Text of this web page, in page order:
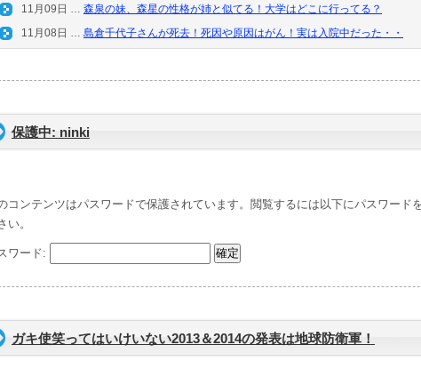
11月09日 … 森泉の妹、森星の性格が姉と似てる！大学はどこに行ってる？
11月08日 … 島倉千代子さんが死去！死因や原因はがん！実は入院中だった・・
保護中: ninki
コンテンツはパスワードで保護されています。閲覧するには以下にパスワード
い。
ワード:
ガキ使笑ってはいけいない2013＆2014の発表は地球防衛軍！